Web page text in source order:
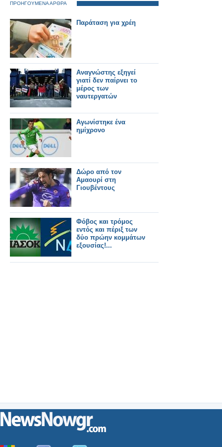
ΠΡΟΗΓΟΥΜΕΝΑ ΑΡΘΡΑ
Παράταση για χρέη
Αναγνώστης εξηγεί
γιατί δεν παίρνει το
μέρος των
ναυτεργατών
Αγωνίστηκε ένα
ημίχρονο
Δώρο από τον
Αμαουρί στη
Γιουβέντους
Φόβος και τρόμος
εντός και πέριξ των
δύο πρώην κομμάτων
εξουσίας!...